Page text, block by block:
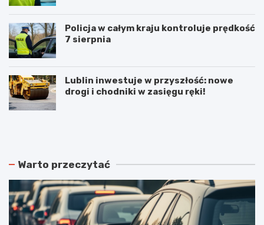
Policja w całym kraju kontroluje prędkość
7 sierpnia
Lublin inwestuje w przyszłość: nowe
drogi i chodniki w zasięgu ręki!
N
o
ł
a
d
P
j
p
o
ż
Warto przeczytać